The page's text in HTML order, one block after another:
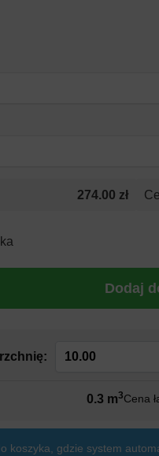
274.00 zł
Dodaj
0.3 m3Cena
koszyka, gdzie system